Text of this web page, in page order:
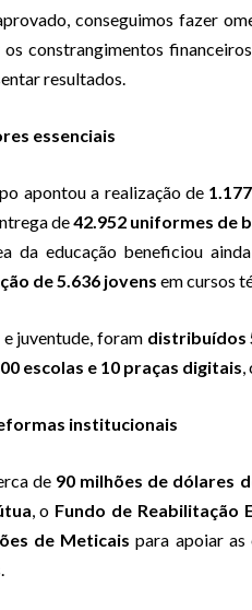
conseguimos fazer
constrangimentos
resultados.
essenciais
apontou a realização de
de42.952 uniformes de
da educação beneficiou
de 5.636 jovens em cursos
juventude, foram distribuídos
escolas e 10 praças digitais,
institucionais
de 90 milhões de dólares
, o Fundo de Reabilitação
de Meticais para apoiar as